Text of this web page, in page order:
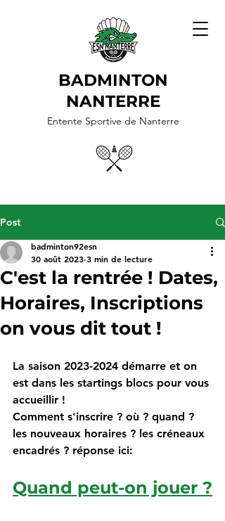
BADMINTON
NANTERRE
Entente Sportive de Nanterre
Post
C'est la rentrée ! Dates,
Horaires, Inscriptions
on vous dit tout !
badminton92esn
30 août 2023 3 min de lecture
La saison 2023-2024 démarre et on
est dans les startings blocs pour vous
accueillir !
Comment s'inscrire ? où ? quand ?
les nouveaux horaires ? les créneaux
encadrés ? réponse ici:
Quand peut-on jouer ?